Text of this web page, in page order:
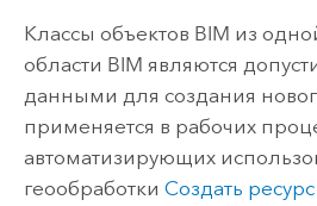
Классы объектов BIM из
области BIM являются
данными для создания
применяется в рабочих
автоматизирующих
геообработки Создать